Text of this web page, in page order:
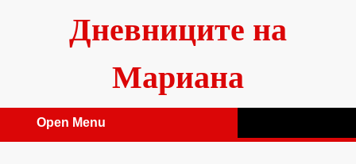
Дневниците на
Мариана
Open Menu